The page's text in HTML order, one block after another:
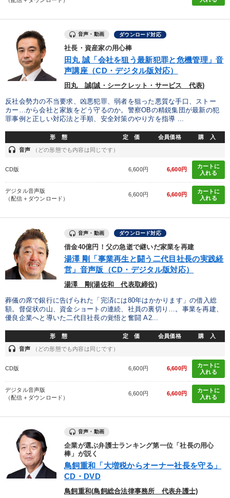
音声・動画 ダウンロード対応
社長・資産家の用心棒
田丸 誠「会社を狙う最新犯罪と危機管理」音
声講座（CD・デジタル版対応）
田丸 誠(誠・シークレット・サービス 代表)
反社会勢力の不当要求、凶悪犯罪、弱者を狙った悪質な手口、ストー
カー…から会社と家族をどう守るのか。警察OBの精鋭集団が最新の犯
罪事例と正しい対応法と手順、安全対策のやり方を指導 ...
形 態 定 価 会員価格 購 入
headset 音声 （どの形態でも内容は同じです）
CD版 6,600円 6,600円
カートに
入れる
デジタル音声版
（配信＋ダウンロード）
6,600円 6,600円
カートに
入れる
音声・動画 ダウンロード対応
借金40億円！父の急逝で継いだ家業を再建
湯澤 剛「事業再生と闘う二代目社長の実践経
営」音声版（CD・デジタル版対応）
湯澤 剛(湯佐和 代表取締役)
葬儀の席で銀行に告げられた「完済には80年はかかります」の借入総
額。督促状の山、資金ショートの連続、社員の裏切り…。事業を再建、
優良企業へと導いた二代目社長の覚悟と奮闘 A2...
形 態 定 価 会員価格 購 入
headset 音声 （どの形態でも内容は同じです）
CD版 6,600円 6,600円
カートに
入れる
デジタル音声版
（配信＋ダウンロード）
6,600円 6,600円
カートに
入れる
音声・動画
企業が選ぶ弁護士ランキング第一位「社長の用心
棒」が説く
鳥飼重和「大増税からオーナー社長を守る」
CD・DVD
鳥飼重和(鳥飼総合法律事務所 代表弁護士)